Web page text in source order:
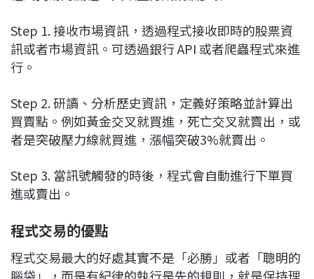
Step 1. 接收市場資訊，透過程式接收即時的股票資
訊或者市場資訊。可透過銀行 API 或者爬蟲程式來進
行。
Step 2. 研讀、分析歷史資訊，定義好策略並計算出
買賣點。例如黃金交叉就買進，死亡交叉就賣出，或
者是突破壓力線就買進，漲幅突破3%就賣出。
Step 3. 當訊號觸發的時後，程式會自動進行下單買
進或賣出。
程式交易的優點
程式交易最大的好處其實不是「必勝」或者「聰明的